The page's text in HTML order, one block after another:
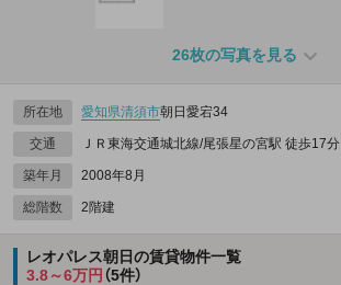
26枚の写真を見る
所在地 愛知県清須市朝日愛宕34
交通 ＪＲ東海交通城北線/尾張星の宮駅 徒歩17分
築年月 2008年8月
総階数 2階建
レオパレス朝日の賃貸物件一覧
3.8～6万円 （5件）